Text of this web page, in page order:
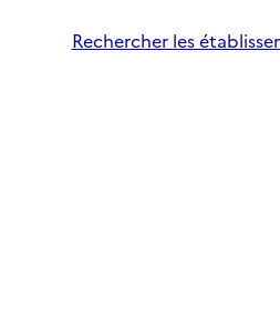
Rechercher les